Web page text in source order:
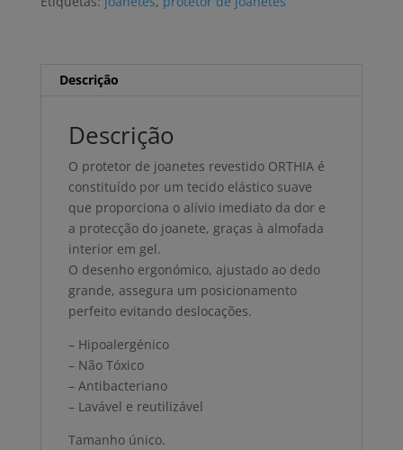
Descrição
Descrição
O protetor de joanetes revestido ORTHIA é
constituído por um tecido elástico suave
que proporciona o alívio imediato da dor e
a protecção do joanete, graças à almofada
interior em gel.
O desenho ergonómico, ajustado ao dedo
grande, assegura um posicionamento
perfeito evitando deslocações.
– Hipoalergénico
– Não Tóxico
– Antibacteriano
– Lavável e reutilizável
Tamanho único.